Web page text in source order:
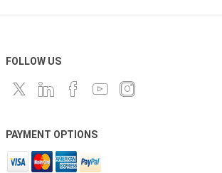
FOLLOW US
PAYMENT OPTIONS